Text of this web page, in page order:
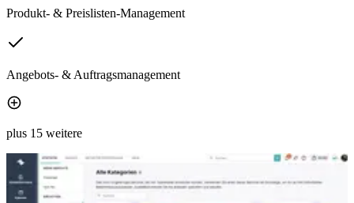
Produkt- & Preislisten-Management
Angebots- & Auftragsmanagement
plus 15 weitere